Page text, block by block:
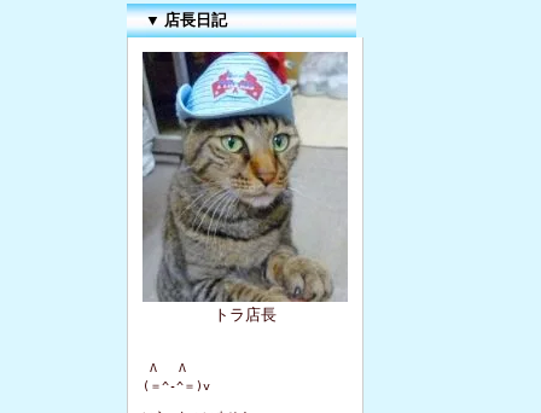
▼ 店長日記
トラ店長
Λ   Λ
(＝^-^＝)v